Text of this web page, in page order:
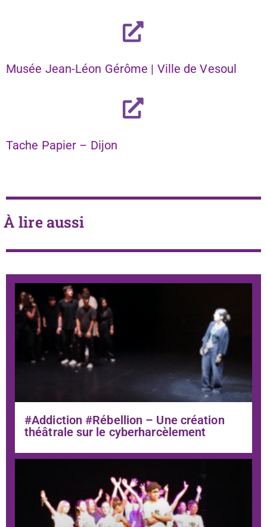
Musée Jean-Léon Gérôme | Ville de Vesoul
Tache Papier – Dijon
À lire aussi
#Addiction #Rébellion – Une création
théâtrale sur le cyberharcèlement